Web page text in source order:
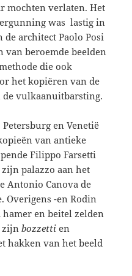
mochten verlaten. Het
was lastig in
architect Paolo Posi
beroemde beelden
die ook
het kopiëren van de
de vulkaanuitbarsting.
en Venetië
van antieke
Filippo Farsetti
palazzo aan het
Antonio Canova de
Overigens -en Rodin
en beitel zelden
zijnbozzetti en
hakken van het beeld